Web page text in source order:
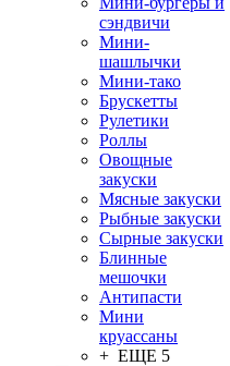
сэндвичи
Мини-
шашлычки
Мини-тако
Брускетты
Рулетики
Роллы
Овощные
закуски
Мясные закуски
Рыбные закуски
Сырные закуски
Блинные
мешочки
Антипасти
Мини
круассаны
+ ЕЩЕ 5